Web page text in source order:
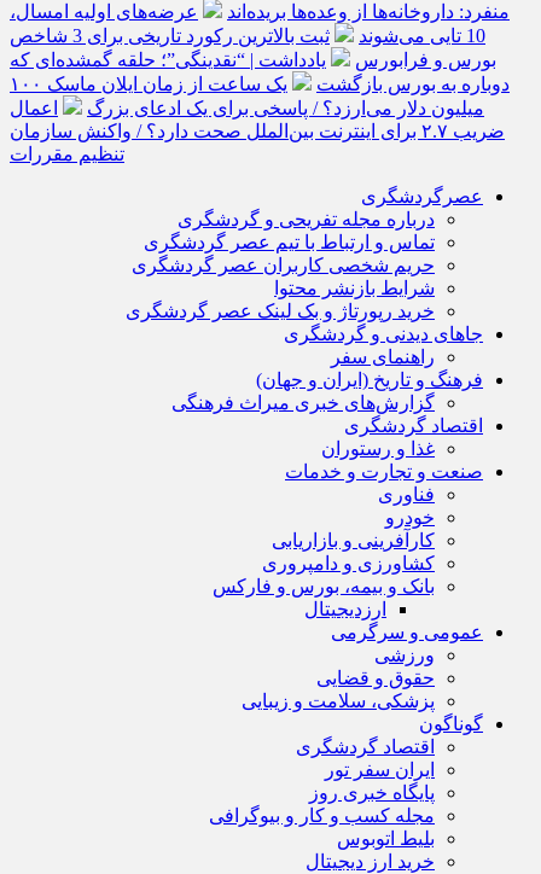
منفرد: داروخانه‌ها از وعده‌ها بریده‌اند
عرضه‌های اولیه امسال،
10 تایی می‌شوند
ثبت بالاترین رکورد تاریخی برای 3 شاخص
بورس و فرابورس
یادداشت | “نقدینگی”؛ حلقه گمشده‌ای که
دوباره به بورس بازگشت
یک ساعت از زمان ایلان ماسک ۱۰۰
میلیون دلار می‌ارزد؟ / پاسخی برای یک ادعای بزرگ
اعمال
ضریب ۲.۷ برای اینترنت بین‌الملل صحت دارد؟ / واکنش سازمان
تنظیم مقررات
عصرگردشگری
درباره مجله تفریحی و گردشگری
تماس و ارتباط با تیم عصر گردشگری
حریم شخصی کاربران عصر گردشگری
شرایط بازنشر محتوا
خرید رپورتاژ و بک لینک عصر گردشگری
جاهای دیدنی و گردشگری
راهنمای سفر
فرهنگ و تاریخ (ایران و جهان)
گزارش‌های خبری میراث فرهنگی
اقتصاد گردشگری
غذا و رستوران
صنعت و تجارت و خدمات
فناوری
خودرو
کارآفرینی و بازاریابی
کشاورزی و دامپروری
بانک و بیمه، بورس و فارکس
ارزدیجیتال
عمومی و سرگرمی
ورزشی
حقوق و قضایی
پزشکی، سلامت و زیبایی
گوناگون
اقتصاد گردشگری
ایران سفر تور
پایگاه خبری روز
مجله کسب و کار و بیوگرافی
بلیط اتوبوس
خرید ارز دیجیتال